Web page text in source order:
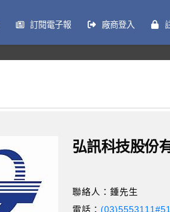
訂閱電子報 廠商登入
弘訊科技股份
聯絡人：鍾先生
電話：